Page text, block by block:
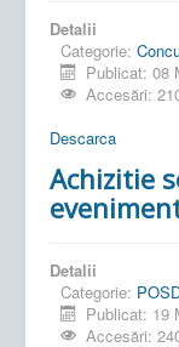
Detalii
Categorie:
Publicat: 08
Accesări:
Descarca
Achizitie
Detalii
Categorie:
Publicat: 19
Accesări: